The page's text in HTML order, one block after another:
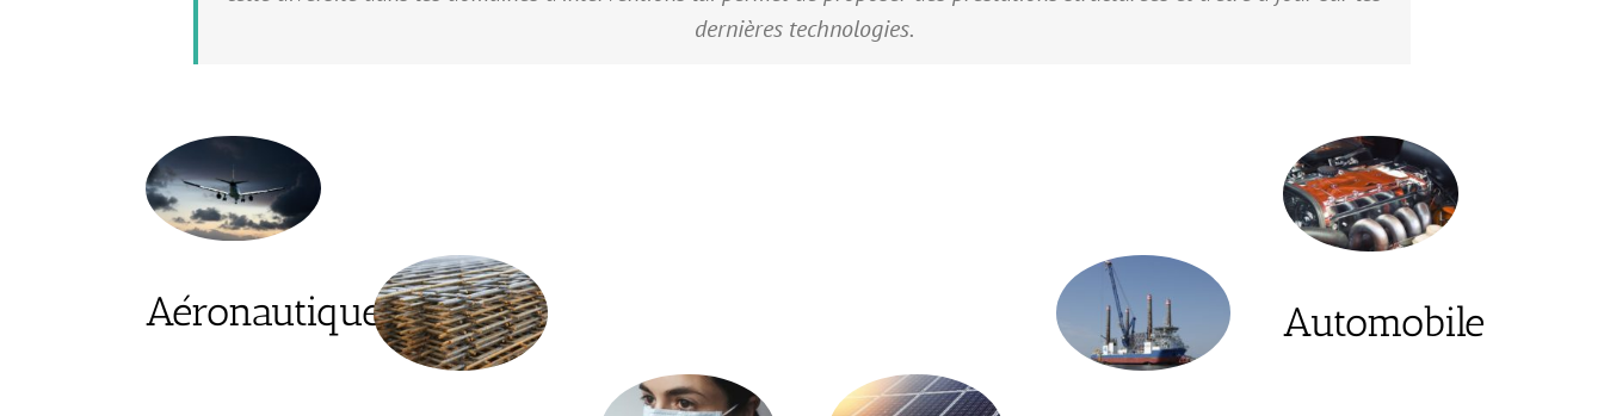
dernières technologies.
Aéronautique Automobile